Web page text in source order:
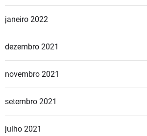
janeiro 2022
dezembro 2021
novembro 2021
setembro 2021
julho 2021